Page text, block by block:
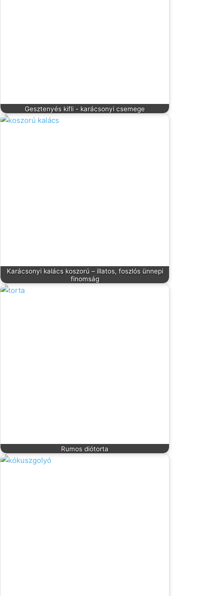
Gesztenyés kifli - karácsonyi csemege
Karácsonyi kalács koszorú – illatos, foszlós ünnepi
finomság
Rumos diótorta